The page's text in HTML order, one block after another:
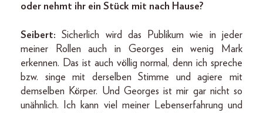
oder nehmt ihr ein Stück mit nach Hause?
Seibert:Sicherlich wird das Publikum wie in jeder
meiner Rollen auch in Georges ein wenig Mark
erkennen. Das ist auch völlig normal, denn ich spreche
bzw. singe mit derselben Stimme und agiere mit
demselben Körper. Und Geor­ges ist mir gar nicht so
unähnlich. Ich kann viel meiner Lebenserfahrung und